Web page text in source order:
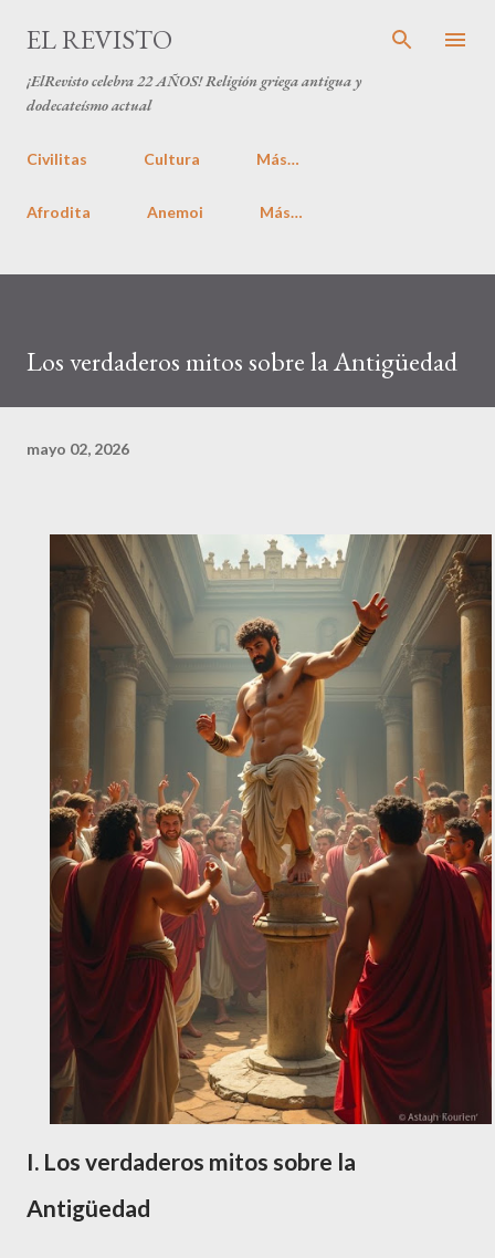
EL REVISTO
¡ElRevisto celebra22 AÑOS! Religión griega antigua y
dodecateísmo actual
Civilitas Cultura Más…
Afrodita Anemoi Más…
Los verdaderos mitos sobre la Antigüedad
mayo 02, 2026
I. Los verdaderos mitos sobre la
Antigüedad